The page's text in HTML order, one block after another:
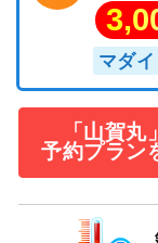
マダイ
「山賀丸
予約プラン